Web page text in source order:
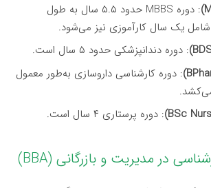
: دوره MBBS حدود ۵.۵ سال به طول
یک سال کارآموزی نیز می‌شود.
: دوره دندانپزشکی حدود ۵ سال است.
: دوره کارشناسی داروسازی به‌طور معمول
: دوره پرستاری ۴ سال است.